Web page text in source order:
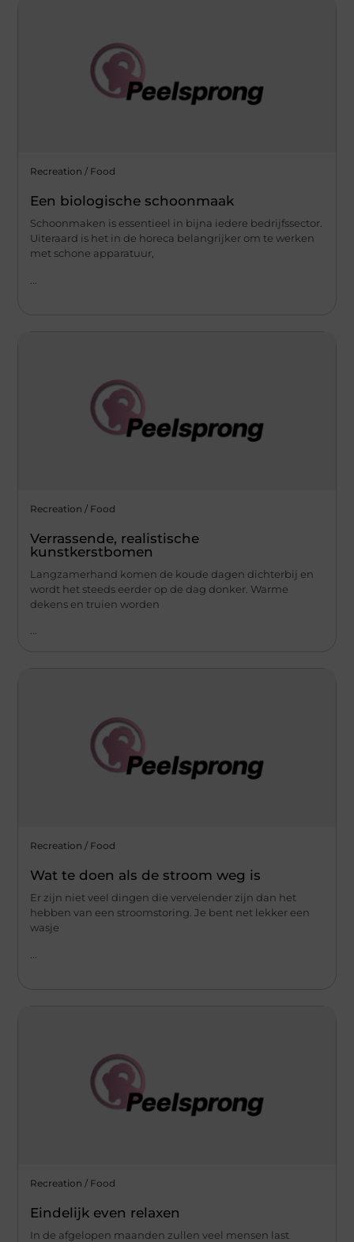
Recreation / Food
Een biologische schoonmaak
Schoonmaken is essentieel in bijna iedere bedrijfssector.
Uiteraard is het in de horeca belangrijker om te werken
met schone apparatuur,
Recreation / Food
Verrassende, realistische
kunstkerstbomen
Langzamerhand komen de koude dagen dichterbij en
wordt het steeds eerder op de dag donker. Warme
dekens en truien worden
Recreation / Food
Wat te doen als de stroom weg is
Er zijn niet veel dingen die vervelender zijn dan het
hebben van een stroomstoring. Je bent net lekker een
wasje
Recreation / Food
Eindelijk even relaxen
In de afgelopen maanden zullen veel mensen last